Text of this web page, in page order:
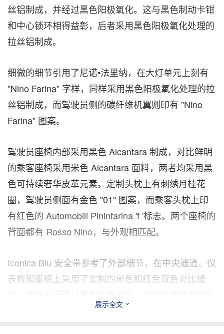
丝铝制成，并经过黑色阳极氧化。这与黑色制动卡钳
和中心锁环相得益彰，后者采用黑色阳极氧化处理的
拉丝铝制成。
细微的细节引用了尼诺•法里纳，在大灯单元上刻有
"Nino Farina" 字样，同样采用黑色阳极氧化处理的拉
丝铝制成，而驾驶员侧的碳纤维机翼则印有 "Nino
Farina" 图案。
驾驶员座椅内部采用黑色 Alcantara 制成，对比鲜明
的乘客座椅采用米色 Alcantara 面料，两者均采用黑
色可持续奢华皮革元素。定制头枕上有刺绣月桂花
圈，驾驶员侧面有金色 "01" 图案，而乘客头枕上印
有红色的 Automobili Pininfarina 'f '标志。两个座椅的
背面都有 Rosso Nino，与外观相匹配。
Iconica Blu 安全带参考了外部细节，在中央通道、仪
表板和座椅上采用了定制的米色和红色双色对比缝
铝制成，黑色阳极氧化。展示全文